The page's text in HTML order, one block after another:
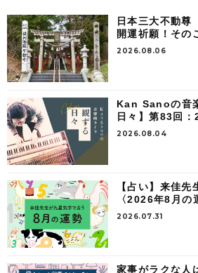
日本三大不動尊
開運祈願！その
2026.08.06
Kan Sanoの音
日々】第83回
2026.08.04
【占い】来佳先
〈2026年8月の
2026.07.31
家事がラクな人